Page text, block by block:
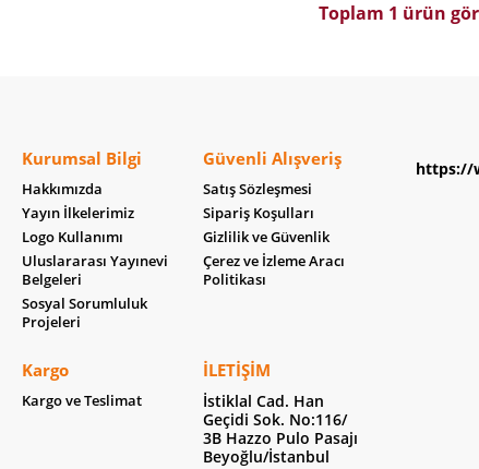
Toplam 1 ürün
Kurumsal Bilgi
Hakkımızda
Yayın İlkelerimiz
Logo Kullanımı
Uluslararası Yayınevi
Belgeleri
Sosyal Sorumluluk
Projeleri
Güvenli Alışveriş
Satış Sözleşmesi
Sipariş Koşulları
Gizlilik ve Güvenlik
Çerez ve İzleme Aracı
Politikası
Kargo
Kargo ve Teslimat
İLETIŞIM
İstiklal Cad. Han
Geçidi Sok. No:116/
3B Hazzo Pulo Pasajı
Beyoğlu/İstanbul
https://